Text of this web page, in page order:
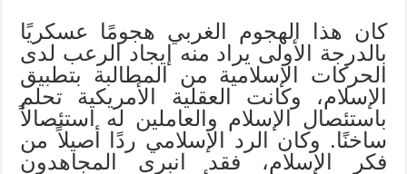
كان هذا الهجوم الغربي هجومًا عسكريًا
بالدرجة الأولى يراد منه إيجاد الرعب لدى
الحركات الإسلامية من المطالبة بتطبيق
الإسلام، وكانت العقلية الأمريكية تحلم
باستئصال الإسلام والعاملين له استئصالاً
ساخنًا. وكان الرد الإسلامي ردًا أصيلاً من
فكر الإسلام، فقد انبرى المجاهدون